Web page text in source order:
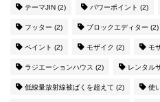
テーマJIN (2) パワーポイント (2)
フッター (2) ブロックエディター (2)
ペイント (2) モザイク (2) モ
ラジエーションハウス (2) レンタル
低線量放射線被ばくを超えて (2) 使